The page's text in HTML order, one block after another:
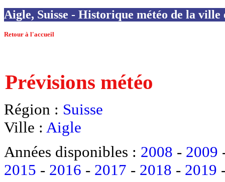
Aigle, Suisse - Historique météo de la ville
Retour à l'accueil
Prévisions météo
Région : Suisse
Ville : Aigle
Années disponibles : 2008 - 2009
2015 - 2016 - 2017 - 2018 - 2019